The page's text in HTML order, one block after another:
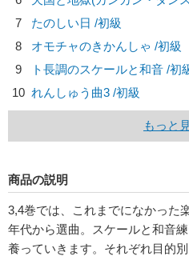
7
たのしい日 /初級
8
オモチャのきかんしゃ /初級
9
ト長調のスケールと和音 /初
10 れんしゅう曲3 /初級
もっと
商品の説明
3,4巻では、これまでになかった
年代から選曲。スケールと和音
養っていきます。それぞれ目的